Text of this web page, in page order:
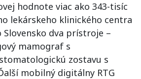
hodnote viac ako 343-tisíc
lekárskeho klinického centra
Slovensko dva prístroje –
mamograf s
zostavu s
mobilný digitálny RTG